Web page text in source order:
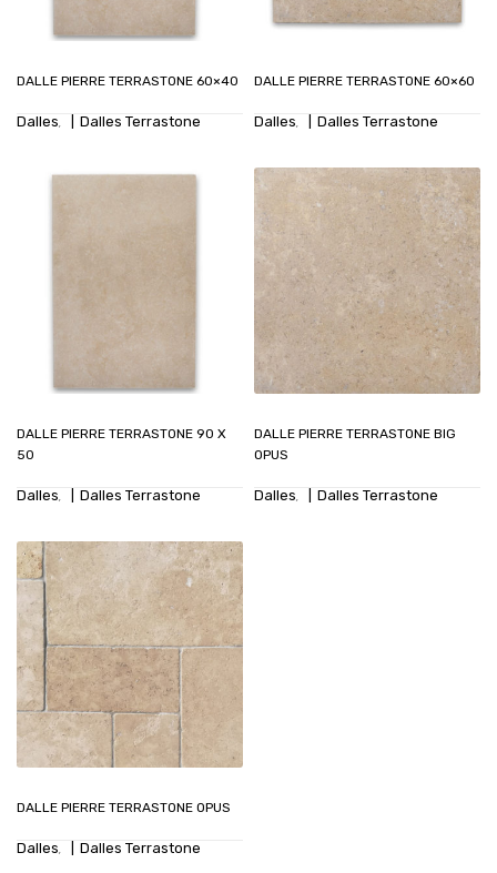
DALLE PIERRE TERRASTONE 60×40
Dalles, Dalles Terrastone
DALLE PIERRE TERRASTONE 60×60
Dalles, Dalles Terrastone
DALLE PIERRE TERRASTONE 90 X
50
Dalles, Dalles Terrastone
DALLE PIERRE TERRASTONE BIG
OPUS
Dalles, Dalles Terrastone
DALLE PIERRE TERRASTONE OPUS
Dalles, Dalles Terrastone